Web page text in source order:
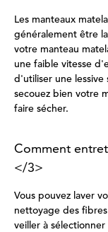
Les manteaux
généralement être
votre manteau
une faible vitesse
d'utiliser une lessive
secouez bien votre
faire sécher.
Comment
</3>
Vous pouvez laver
nettoyage des
veiller à